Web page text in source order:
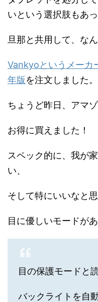
いという選択肢もあ
旦那と共用して、な
Vankyoというメーカ
年版を注文しました。
ちょうど昨日、アマ
お得に買えました！
スペック的に、我が
い、
そして特にいいなと
目に優しいモードがあ
目の保護モードと
バックライトを自